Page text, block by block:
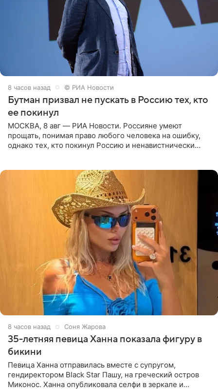
8 часов назад © РИА Новости
Бутман призвал не пускать в Россию тех, кто
ее покинул
МОСКВА, 8 авг — РИА Новости. Россияне умеют
прощать, понимая право любого человека на ошибку,
однако тех, кто покинул Россию и ненавистнически
8 часов назад Соня Жарова
35-летняя певица Ханна показала фигуру в
бикини
Певица Ханна отправилась вместе с супругом,
гендиректором Black Star Пашу, на греческий остров
Миконос. Ханна опубликовала селфи в зеркале и